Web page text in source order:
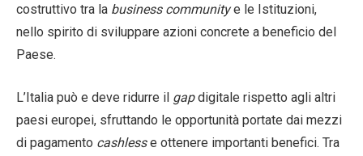
costruttivo tra la business communitye le Istituzioni,
nello spirito di sviluppare azioni concrete a beneficio del
Paese.
L’Italia può e deve ridurre il gapdigitale rispetto agli altri
paesi europei, sfruttando le opportunità portate dai mezzi
di pagamento cashlesse ottenere importanti benefici. Tra